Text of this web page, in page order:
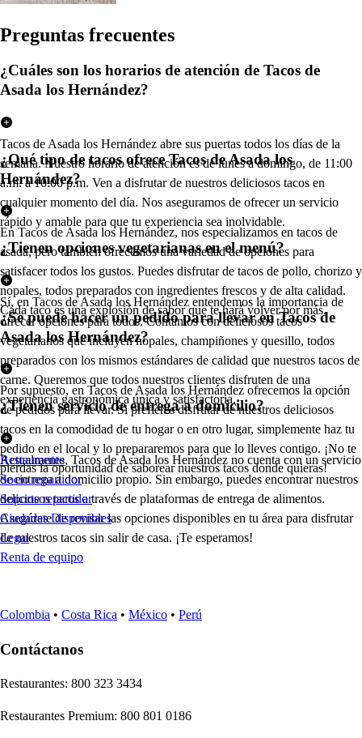
Preguntas frecuentes
¿Cuáles son los horarios de atención de Tacos de
Asada los Hernández?
Tacos de Asada los Hernández abre sus puertas todos los días de la
semana. Nuestro horario de atención es de lunes a domingo, de 11:00
a.m. a 10:00 p.m. Ven a disfrutar de nuestros deliciosos tacos en
cualquier momento del día. Nos aseguramos de ofrecer un servicio
rápido y amable para que tu experiencia sea inolvidable.
¿Qué tipo de tacos ofrece Tacos de Asada los
Hernández?
En Tacos de Asada los Hernández, nos especializamos en tacos de
asada, pero también ofrecemos una variedad de opciones para
satisfacer todos los gustos. Puedes disfrutar de tacos de pollo, chorizo y
nopales, todos preparados con ingredientes frescos y de alta calidad.
Cada taco es una explosión de sabor que te hará volver por más.
¿Tienen opciones vegetarianas en el menú?
Sí, en Tacos de Asada los Hernández entendemos la importancia de
ofrecer opciones para todos. Contamos con deliciosos tacos
vegetarianos que incluyen nopales, champiñones y quesillo, todos
preparados con los mismos estándares de calidad que nuestros tacos de
carne. Queremos que todos nuestros clientes disfruten de una
experiencia gastronómica única y satisfactoria.
¿Se puede hacer un pedido para llevar en Tacos de
Asada los Hernández?
Por supuesto, en Tacos de Asada los Hernández ofrecemos la opción
de pedidos para llevar. Si prefieres disfrutar de nuestros deliciosos
tacos en la comodidad de tu hogar o en otro lugar, simplemente haz tu
pedido en el local y lo prepararemos para que lo lleves contigo. ¡No te
pierdas la oportunidad de saborear nuestros tacos donde quieras!
¿Tienen servicio de entrega a domicilio?
Actualmente, Tacos de Asada los Hernández no cuenta con un servicio
de entrega a domicilio propio. Sin embargo, puedes encontrar nuestros
deliciosos tacos a través de plataformas de entrega de alimentos.
Asegúrate de revisar las opciones disponibles en tu área para disfrutar
de nuestros tacos sin salir de casa. ¡Te esperamos!
Restaurantes
Socio repartidor
Soporte repartidor
Ciudades Disponibles
Legal
Renta de equipo
Colombia • Costa Rica • México • Perú
Contáctanos
Restaurantes: 800 323 3434
Restaurantes Premium: 800 801 0186